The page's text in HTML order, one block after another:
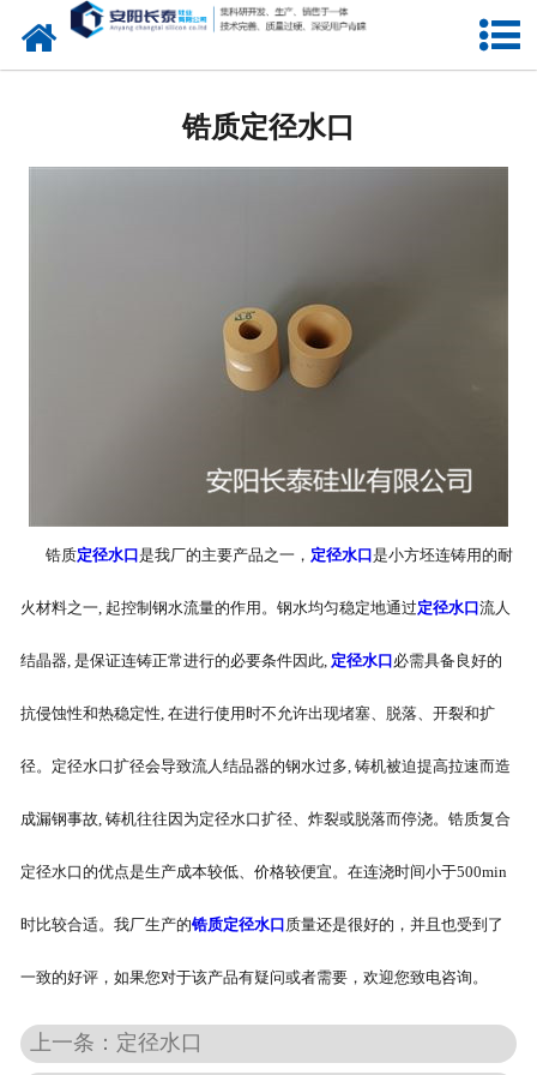
网站首页
中间包水口
引流砂
锆质定径水口
锆质定径水口是我厂的主要产品之一， 定径水口是小方坯连铸用的耐
火材料之一, 起控制钢水流量的作用。钢水均匀稳定地通过定径水口流人
结晶器, 是保证连铸正常进行的必要条件因此, 定径水口 必需具备良好的
抗侵蚀性和热稳定性, 在进行使用时不允许出现堵塞、脱落、开裂和扩
径。定径水口扩径会导致流人结品器的钢水过多, 铸机被迫提高拉速而造
成漏钢事故, 铸机往往因为定径水口扩径、炸裂或脱落而停浇。锆质复合
定径水口的优点是生产成本较低、价格较便宜。在连浇时间小于500min
时比较合适。我厂生产的锆质定径水口 质量还是很好的，并且也受到了
一致的好评，如果您对于该产品有疑问或者需要，欢迎您致电咨询。
上一条：定径水口